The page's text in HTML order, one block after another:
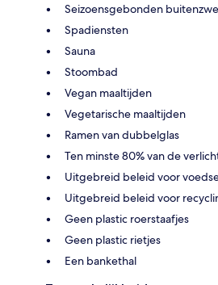
Seizoensgebonden
Spadiensten
Sauna
Stoombad
Vegan maaltijden
Vegetarische maaltijden
Ramen van dubbelglas
Ten minste 80% van de
Uitgebreid beleid voor
Uitgebreid beleid voor
Geen plastic roerstaafjes
Geen plastic rietjes
Een bankethal